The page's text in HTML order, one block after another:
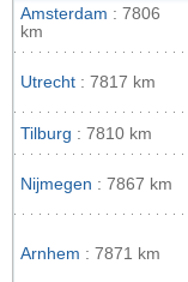
Amsterdam : 7806
km
Utrecht : 7817 km
Tilburg : 7810 km
Nijmegen : 7867 km
Arnhem : 7871 km